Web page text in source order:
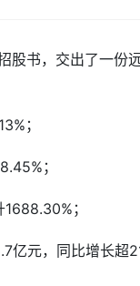
股书，交出了一
；
；
；
亿元，同比增长超